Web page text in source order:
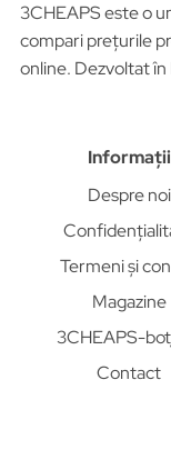
3CHEAPS este o
compari prețurile
online. Dezvoltat în
Informații
Despre noi
Termeni și
Magazine
3CHEAPS-
Contact